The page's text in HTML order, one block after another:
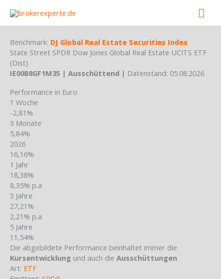
content
Benchmark: DJ Global Real Estate Securities Index
State Street SPDR Dow Jones Global Real Estate UCITS ETF
(Dist)
IE00B8GF1M35 | Ausschüttend | Datenstand: 05.08.2026
Performance in Euro
1 Woche
-2,81%
3 Monate
5,84%
2026
16,16%
1 Jahr
18,38%
8,35% p.a
3 Jahre
27,21%
2,21% p.a
5 Jahre
11,54%
Die abgebildete Performance beinhaltet immer die
Kursentwicklung und auch die Ausschüttungen
Art: ETF